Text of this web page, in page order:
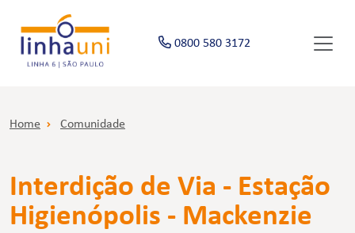
0800 580 3172
Home Comunidade
Interdição de Via - Estação
Higienópolis - Mackenzie